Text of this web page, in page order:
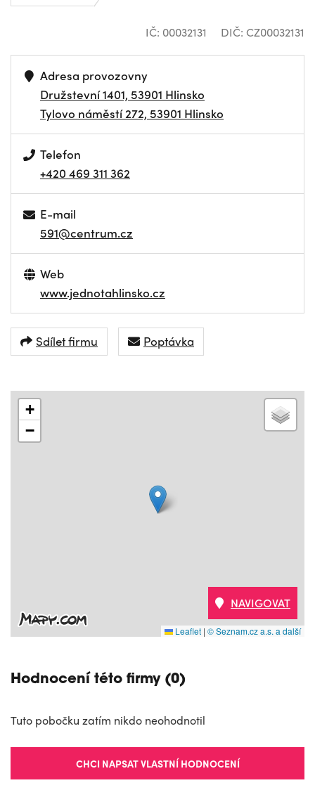
IČ: 00032131 DIČ: CZ00032131
Adresa provozovny
Družstevní 1401, 53901 Hlinsko
Tylovo náměstí 272, 53901 Hlinsko
Telefon
+420 469 311 362
E-mail
591@centrum.cz
Web
www.jednotahlinsko.cz
Sdílet firmu Poptávka
+
−
Leaflet | © Seznam.cz a.s. a další
NAVIGOVAT
Hodnocení této firmy (0)
Tuto pobočku zatím nikdo neohodnotil
CHCI NAPSAT VLASTNÍ HODNOCENÍ